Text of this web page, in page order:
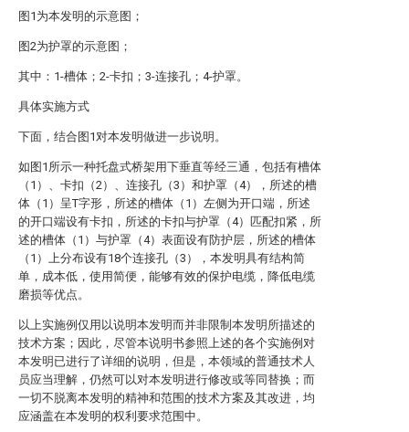
图1为本发明的示意图；
图2为护罩的示意图；
其中：1-槽体；2-卡扣；3-连接孔；4-护罩。
具体实施方式
下面，结合图1对本发明做进一步说明。
如图1所示一种托盘式桥架用下垂直等经三通，包括有槽体
（1）、卡扣（2）、连接孔（3）和护罩（4），所述的槽
体（1）呈T字形，所述的槽体（1）左侧为开口端，所述
的开口端设有卡扣，所述的卡扣与护罩（4）匹配扣紧，所
述的槽体（1）与护罩（4）表面设有防护层，所述的槽体
（1）上分布设有18个连接孔（3），本发明具有结构简
单，成本低，使用简便，能够有效的保护电缆，降低电缆
磨损等优点。
以上实施例仅用以说明本发明而并非限制本发明所描述的
技术方案；因此，尽管本说明书参照上述的各个实施例对
本发明已进行了详细的说明，但是，本领域的普通技术人
员应当理解，仍然可以对本发明进行修改或等同替换；而
一切不脱离本发明的精神和范围的技术方案及其改进，均
应涵盖在本发明的权利要求范围中。